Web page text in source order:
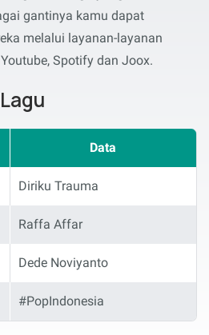
gantinya kamu dapat
melalui layanan-layanan
Spotify dan Joox.
Data
Diriku Trauma
Raffa Affar
Dede Noviyanto
#PopIndonesia